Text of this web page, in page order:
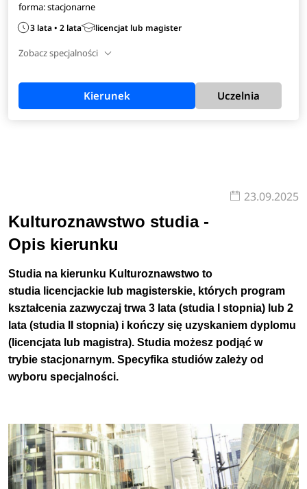
forma: stacjonarne
3 lata • 2 lata licencjat lub magister
Zobacz specjalności
Kierunek Uczelnia
23.09.2025
Kulturoznawstwo studia -
Opis kierunku
Studia na kierunku Kulturoznawstwo to
studia licencjackie lub magisterskie, których program
kształcenia zazwyczaj trwa 3 lata (studia I stopnia) lub 2
lata (studia II stopnia) i kończy się uzyskaniem dyplomu
(licencjata lub magistra). Studia możesz podjąć w
trybie stacjonarnym. Specyfika studiów zależy od
wyboru specjalności.